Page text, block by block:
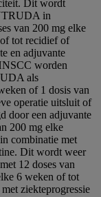
Dit wordt
in
van 200 mg elke
tot recidief of
en adjuvante
worden
als
of 1 dosis van
operatie uitsluit of
door een adjuvante
200 mg elke
combinatie met
Dit wordt weer
12 doses van
6 weken of tot
ziekteprogressie